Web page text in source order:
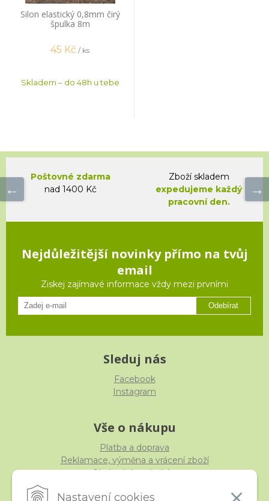
Nastavení cookies
Silon elastický 0,8mm čirý
špulka 8m
45 Kč / ks
Skladem – do 48h u tebe
Poštovné zdarma
nad 1400 Kč
Zboží skladem
expedujeme každý
pracovní den.
Nejdůležitější novinky přímo na tvůj
email
Ziskej zajímavé informace vždy mezi prvními
Odebírat
Sleduj nás
Facebook
Instagram
Vše o nákupu
Platba a doprava
Reklamace, výměna a vrácení zboží
Obchodní podmínky